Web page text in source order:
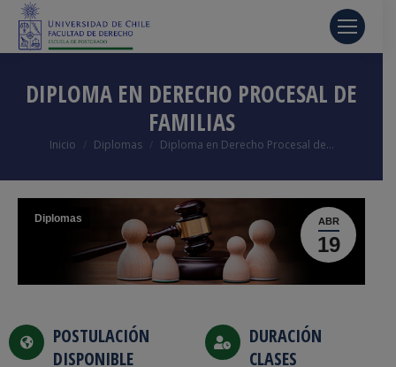
DIPLOMA EN DERECHO PROCESAL DE
FAMILIAS
Estás aquí:
Inicio Diplomas Diploma en Derecho Procesal de…
ABR
19
Diplomas
POSTULACIÓN
DISPONIBLE
DURACIÓN
CLASES